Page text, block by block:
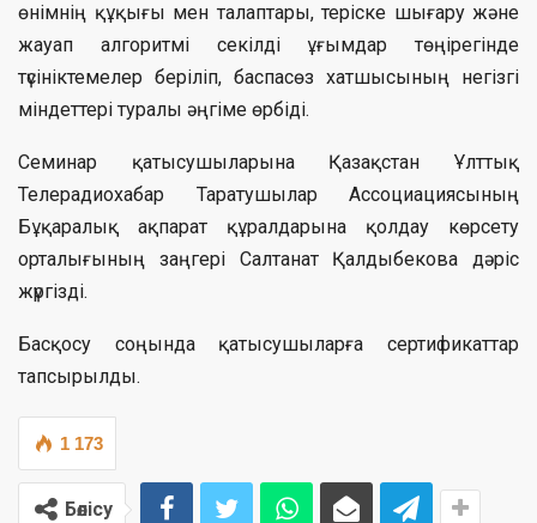
өнімнің құқығы мен талаптары, теріске шығару және
жауап алгоритмі секілді ұғымдар төңірегінде
түсініктемелер беріліп, баспасөз хатшысының негізгі
міндеттері туралы әңгіме өрбіді.
Семинар қатысушыларына Қазақстан Ұлттық
Телерадиохабар Таратушылар Ассоциациясының
Бұқаралық ақпарат құралдарына қолдау көрсету
орталығының заңгері Салтанат Қалдыбекова дәріс
жүргізді.
Басқосу соңында қатысушыларға сертификаттар
тапсырылды.
1 173
Бөлісу